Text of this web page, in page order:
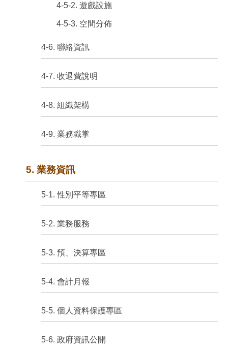
4-5-2. 遊戲設施
4-5-3. 空間分佈
4-6. 聯絡資訊
4-7. 收退費說明
4-8. 組織架構
4-9. 業務職掌
5. 業務資訊
5-1. 性別平等專區
5-2. 業務服務
5-3. 預、決算專區
5-4. 會計月報
5-5. 個人資料保護專區
5-6. 政府資訊公開